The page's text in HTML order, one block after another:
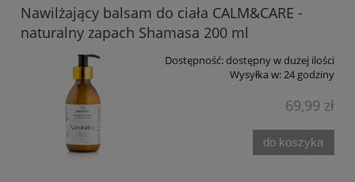
Nawilżający balsam do ciała CALM&CARE -
naturalny zapach Shamasa 200 ml
Dostępność:dostępny w dużej ilości
Wysyłka w:24 godziny
69,99 zł
do koszyka